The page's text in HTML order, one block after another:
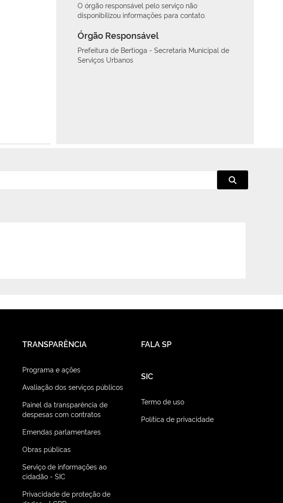
O órgão responsável pelo serviço não
disponibilizou informações para contato.
Órgão Responsável
Prefeitura de Bertioga - Secretaria Municipal de
Serviços Urbanos
TRANSPARÊNCIA
Programa e ações
Avaliação dos serviços públicos
Painel da transparência de
despesas com contratos
Emendas parlamentares
Obras públicas
Serviço de informações ao
cidadão - SIC
Privacidade de proteção de
FALA SP
SIC
Termo de uso
Política de privacidade